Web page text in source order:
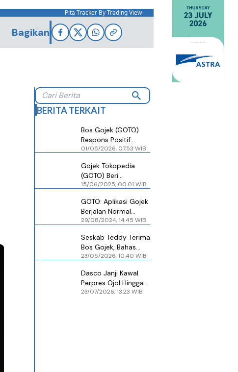
Pita Tracker By Trading View
Bagikan
BERITA TERKAIT
Bos Gojek (GOTO)
Respons Positif
Perpres Ojol, Janji
Ekosistem
01/05/2026, 07.53 WIB
Gojek Tokopedia
(GOTO) Beri
Penghargaan kepada
dan GoPay
15/06/2025, 00.01 WIB
GOTO: Aplikasi Gojek
Berjalan Normal
Meski Ada
Hari Ini
29/08/2024, 14.45 WIB
Seskab Teddy Terima
Bos Gojek, Bahas
Kesejahteraan Ojol
Bisnis
23/05/2026, 10.40 WIB
Dasco Janji Kawal
Perpres Ojol Hingga
Rampung
23/07/2026, 13.23 WIB